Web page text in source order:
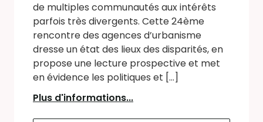
de multiples communautés aux intérêts
parfois très divergents. Cette 24ème
rencontre des agences d’urbanisme
dresse un état des lieux des disparités, en
propose une lecture prospective et met
en évidence les politiques et [...]
Plus d'informations...